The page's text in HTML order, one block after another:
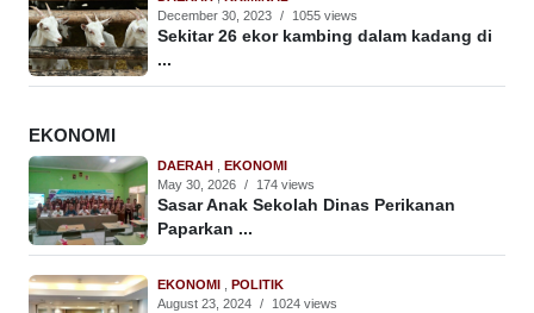
December 30, 2023 / 1055 views
Sekitar 26 ekor kambing dalam kadang di
...
EKONOMI
DAERAH
EKONOMI
May 30, 2026 / 174 views
Sasar Anak Sekolah Dinas Perikanan
Paparkan ...
EKONOMI
POLITIK
August 23, 2024 / 1024 views